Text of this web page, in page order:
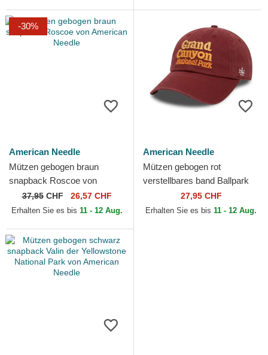
-30%
American Needle
Mützen gebogen braun
snapback Roscoe von
American Needle
37,95CHF 26,57 CHF
Erhalten Sie es bis 11 - 12 Aug.
American Needle
Mützen gebogen rot
verstellbares band Ballpark
von American Needle
27,95 CHF
Erhalten Sie es bis 11 - 12 Aug.